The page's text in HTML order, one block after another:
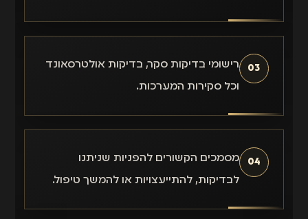
03
רישומי בדיקות סקר, בדיקות אולטרסאונד
וכל סקירות המערכות.
04
מסמכים הקשורים להפניות שניתנו
לבדיקות, להתייעצויות או להמשך טיפול.